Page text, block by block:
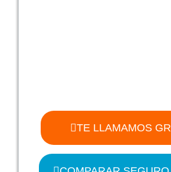
TE LLAMAMOS